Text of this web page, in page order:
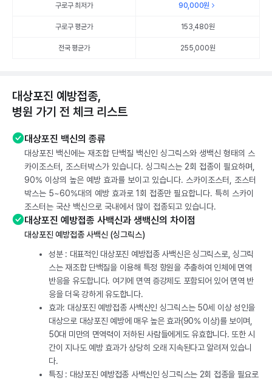
구로구 최저가 90,000원
구로구 평균가 153,480원
전국 평균가 255,000원
대상포진 예방접종,
병원 가기 전 체크 리스트
대상포진 백신의 종류
대상포진 백신에는 재조합 단백질 백신인 싱그릭스와 생백신 형태의 스
카이조스터, 조스터박스가 있습니다. 싱그릭스는 2회 접종이 필요하며,
90% 이상의 높은 예방 효과를 보이고 있습니다. 스카이조스터, 조스터
박스는 5~60%대의 예방 효과로 1회 접종만 필요합니다. 특히 스카이
조스터는 국산 백신으로 국내에서 많이 접종되고 있습니다.
대상포진 예방접종 사백신과 생백신의 차이점
대상포진 예방접종 사백신 (싱그릭스)
성분 : 대표적인 대상포진 예방접종 사백신은 싱그릭스로, 싱그릭
스는 재조합 단백질을 이용해 특정 항원을 추출하여 인체에 면역
반응을 유도합니다. 여기에 면역 증강제도 포함되어 있어 면역 반
응을 더욱 강하게 유도합니다.
효과: 대상포진 예방접종 사백신인 싱그릭스는 50세 이상 성인을
대상으로 대상포진 예방에 매우 높은 효과(90% 이상)를 보이며,
50대 미만의 면역력이 저하된 사람들에게도 유효합니다. 또한 시
간이 지나도 예방 효과가 상당히 오래 지속된다고 알려져 있습니
다.
특징 : 대상포진 예방접종 사백신인 싱그릭스는 2회 접종을 필요로